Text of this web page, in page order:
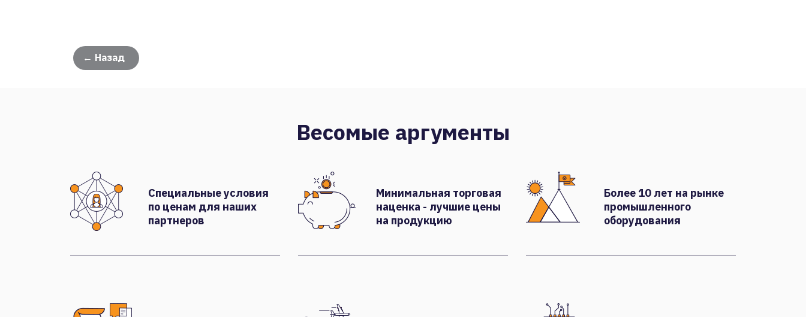
← Назад
Весомые аргументы
Специальные условия
по ценам для наших
партнеров
Минимальная торговая
наценка - лучшие цены
на продукцию
Более 10 лет на рынке
промышленного
оборудования